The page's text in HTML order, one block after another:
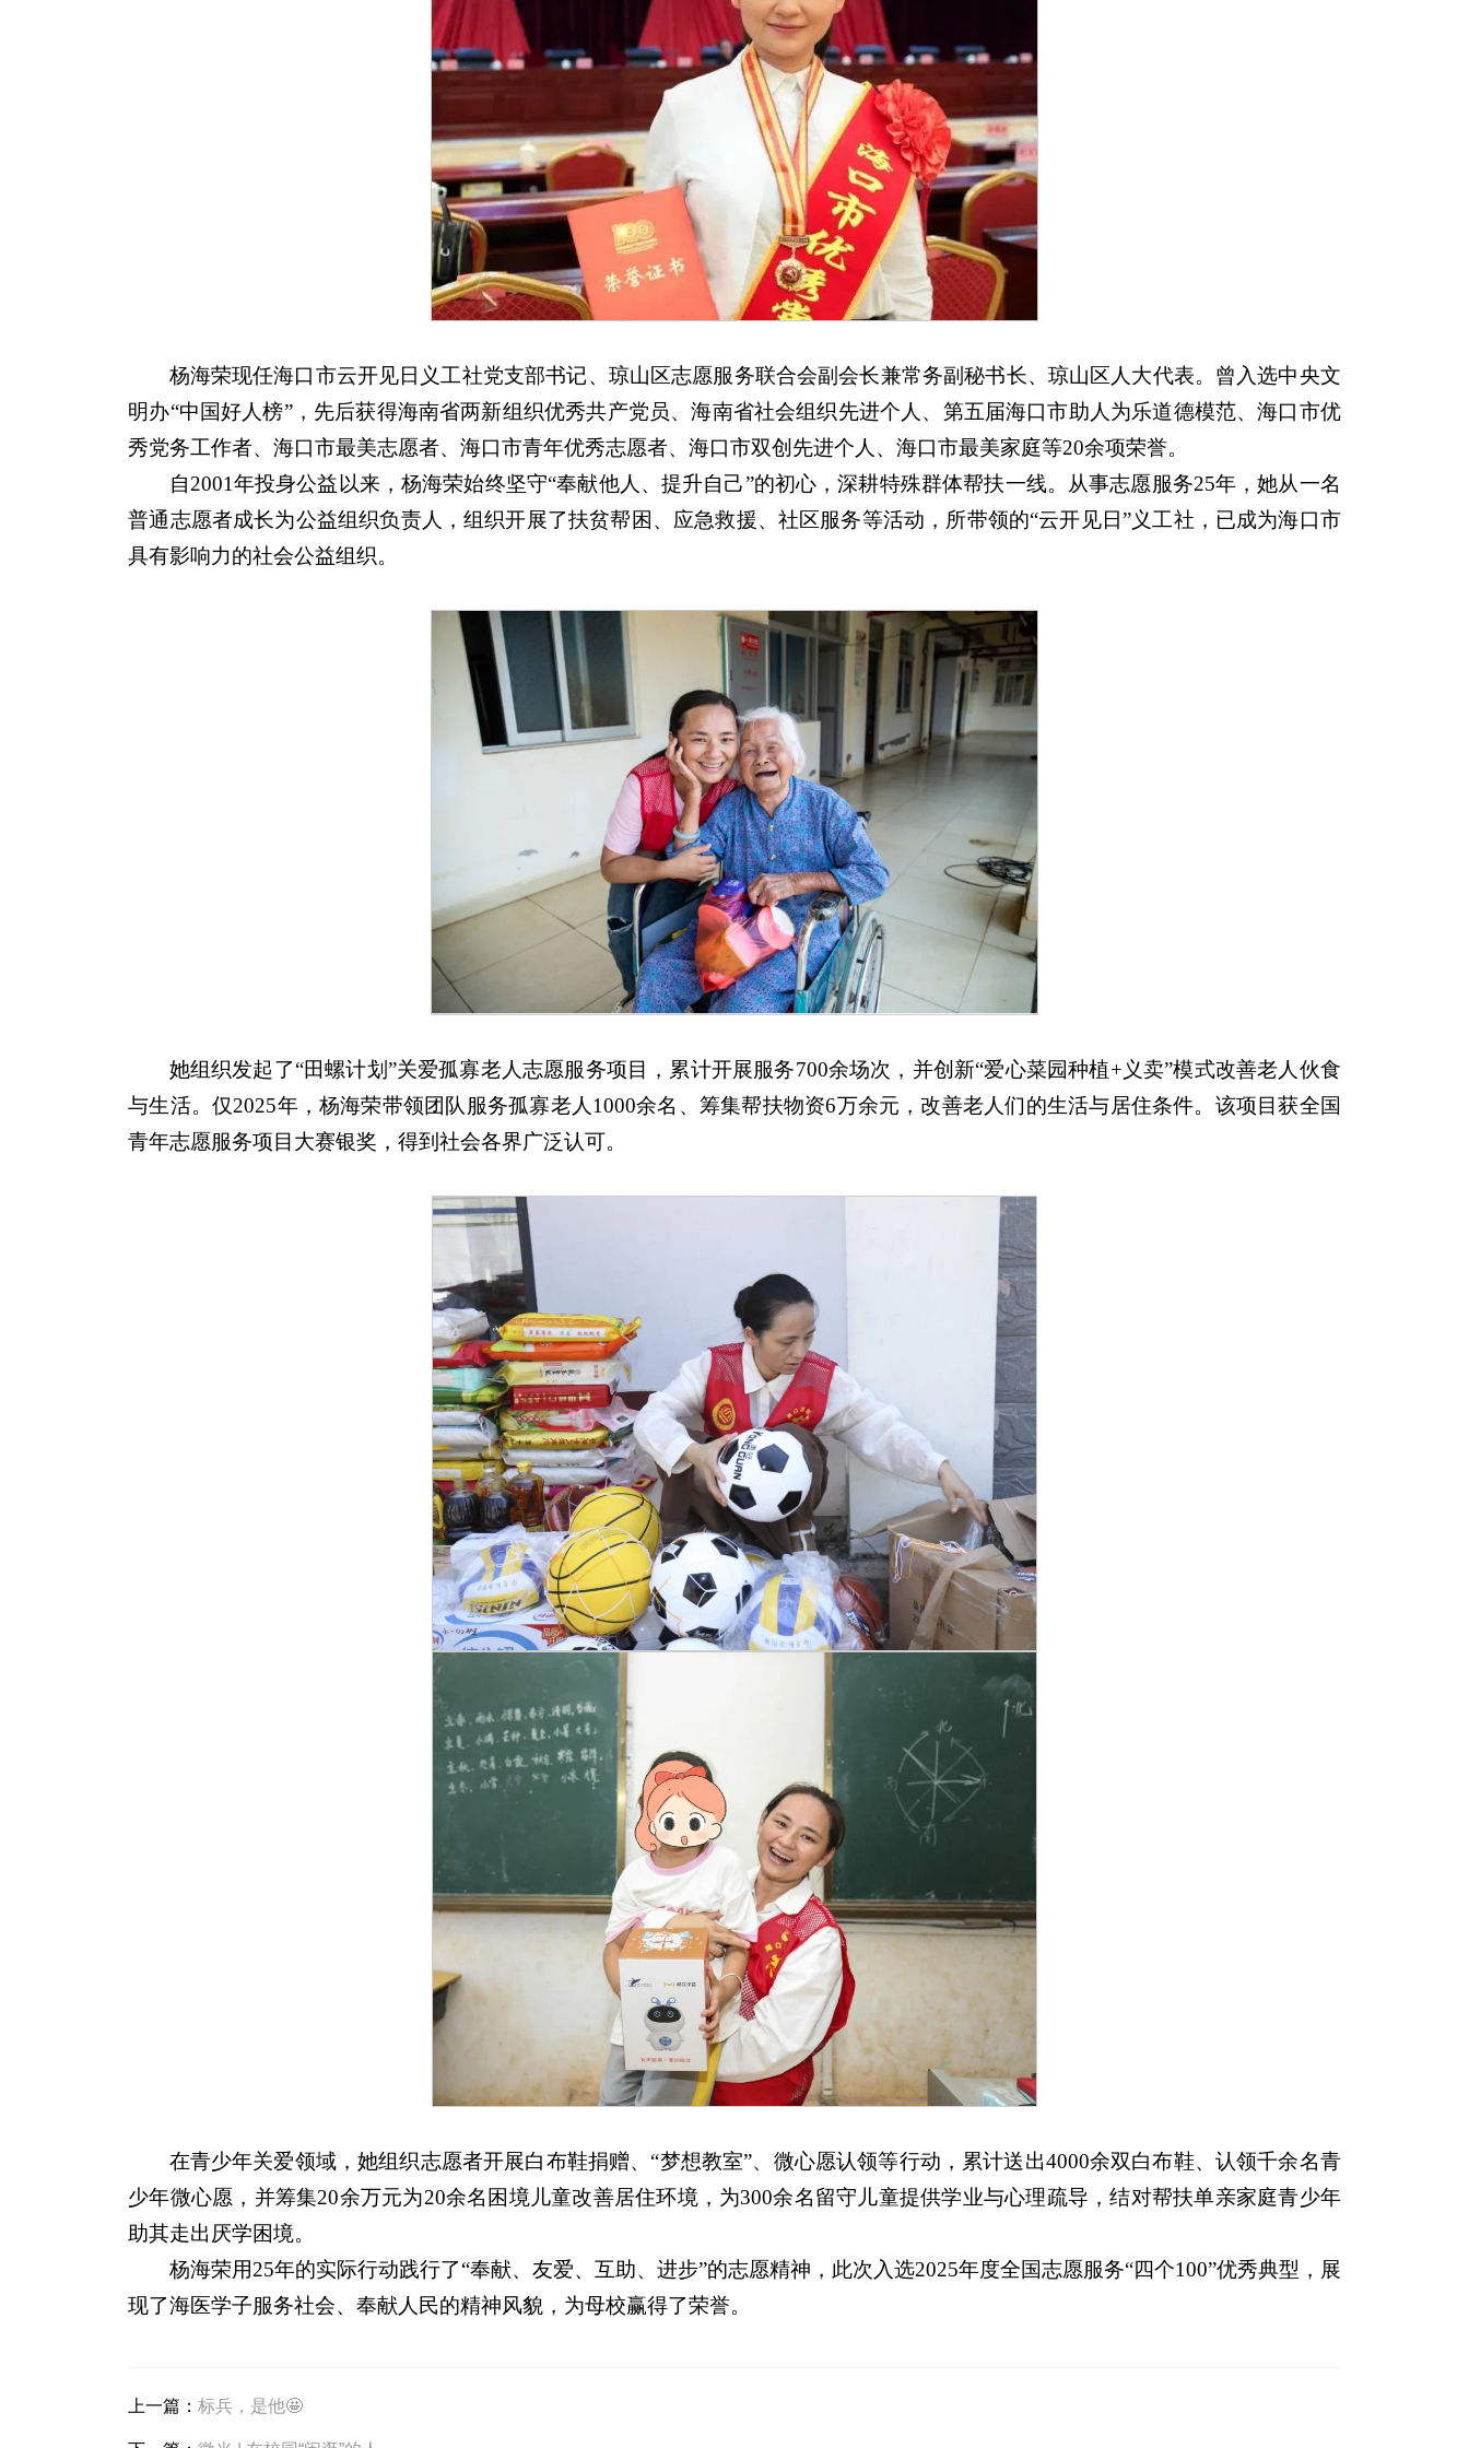
杨海荣现任海口市云开见日义工社党支部书记、琼山区志愿服务联合会副会长兼常务副秘书长、琼山区人大代表。曾入选中央文
明办“中国好人榜”，先后获得海南省两新组织优秀共产党员、海南省社会组织先进个人、第五届海口市助人为乐道德模范、海口市优
秀党务工作者、海口市最美志愿者、海口市青年优秀志愿者、海口市双创先进个人、海口市最美家庭等20余项荣誉。
自2001年投身公益以来，杨海荣始终坚守“奉献他人、提升自己”的初心，深耕特殊群体帮扶一线。从事志愿服务25年，她从一名
普通志愿者成长为公益组织负责人，组织开展了扶贫帮困、应急救援、社区服务等活动，所带领的“云开见日”义工社，已成为海口市
具有影响力的社会公益组织。
她组织发起了“田螺计划”关爱孤寡老人志愿服务项目，累计开展服务700余场次，并创新“爱心菜园种植+义卖”模式改善老人伙食
与生活。仅2025年，杨海荣带领团队服务孤寡老人1000余名、筹集帮扶物资6万余元，改善老人们的生活与居住条件。该项目获全国
青年志愿服务项目大赛银奖，得到社会各界广泛认可。
在青少年关爱领域，她组织志愿者开展白布鞋捐赠、“梦想教室”、微心愿认领等行动，累计送出4000余双白布鞋、认领千余名青
少年微心愿，并筹集20余万元为20余名困境儿童改善居住环境，为300余名留守儿童提供学业与心理疏导，结对帮扶单亲家庭青少年
助其走出厌学困境。
杨海荣用25年的实际行动践行了“奉献、友爱、互助、进步”的志愿精神，此次入选2025年度全国志愿服务“四个100”优秀典型，展
现了海医学子服务社会、奉献人民的精神风貌，为母校赢得了荣誉。
上一篇：标兵，是他🤩